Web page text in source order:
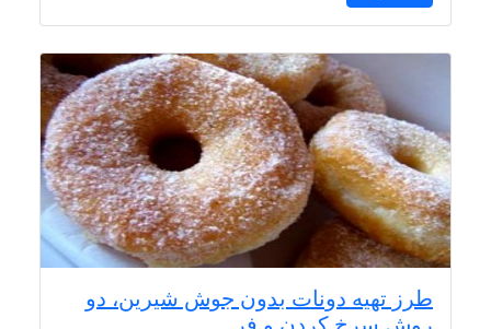
طرز تهیه دونات بدون جوش شیرین، دو